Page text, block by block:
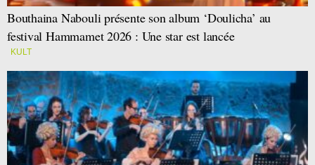
Bouthaina Nabouli présente son album ‘Doulicha’ au
festival Hammamet 2026 : Une star est lancée
KULT